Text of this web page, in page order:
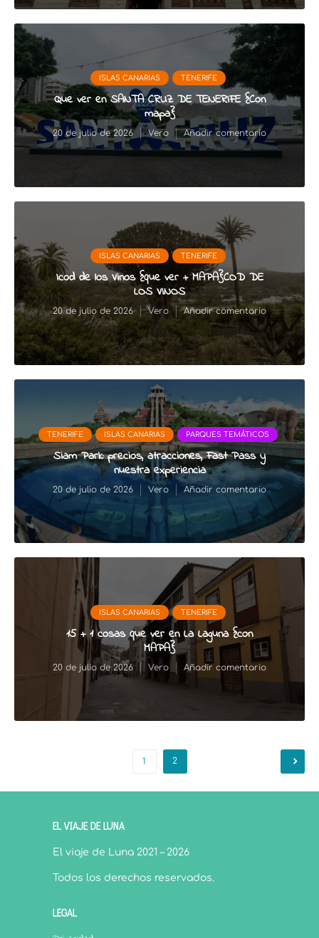
ISLAS CANARIAS TENERIFE
Que ver en SANTA CRUZ DE TENERIFE {Con
mapa}
20 de julio de 2026 Vero Añadir comentario
ISLAS CANARIAS TENERIFE
Icod de los Vinos {que ver + MAPA}COD DE
LOS VINOS
20 de julio de 2026 Vero Añadir comentario
TENERIFE ISLAS CANARIAS PARQUES TEMÁTICOS
Siam Park: precios, atracciones, Fast Pass y
nuestra experiencia
20 de julio de 2026 Vero Añadir comentario
ISLAS CANARIAS TENERIFE
15 + 1 cosas que ver en La Laguna {con
MAPA}
20 de julio de 2026 Vero Añadir comentario
1 2
EL VIAJE DE LUNA
El viaje de Luna 2021 – 2026
Todos los derechos reservados.
LEGAL